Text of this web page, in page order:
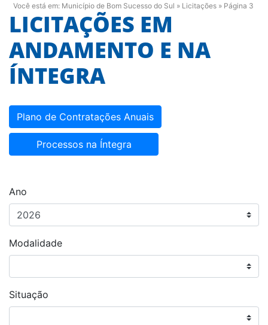
Você está em: Município de Bom Sucesso do Sul » Licitações » Página 3
LICITAÇÕES EM
ANDAMENTO E NA
ÍNTEGRA
Plano de Contratações Anuais
Processos na Íntegra
Ano
Modalidade
Situação